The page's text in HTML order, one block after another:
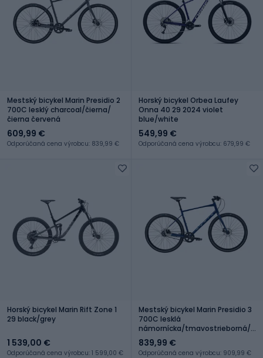
Mestský bicykel Marin Presidio 2
700C lesklý charcoal/čierna/
čierna červená
609,99 €
Odporúčaná cena výrobcu: 839,99 €
Horský bicykel Orbea Laufey
Onna 40 29 2024 violet
blue/white
549,99 €
Odporúčaná cena výrobcu: 679,99 €
Horský bicykel Marin Rift Zone 1
29 black/grey
1 539,00 €
Odporúčaná cena výrobcu: 1 599,00 €
Mestský bicykel Marin Presidio 3
700C lesklá
námornícka/tmavostrieborná/
azúrová
839,99 €
Odporúčaná cena výrobcu: 909,99 €